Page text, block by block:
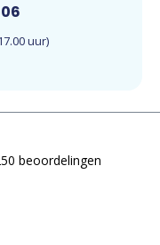
uur)
beoordelingen